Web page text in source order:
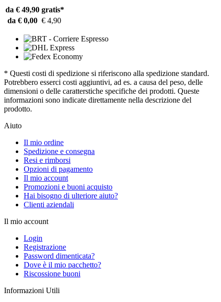
da € 49,90 gratis*
da € 0,00 € 4,90
* Questi costi di spedizione si riferiscono alla spedizione standard.
Potrebbero esserci costi aggiuntivi, ad es. a causa del peso, delle
dimensioni o delle caratterstiche specifiche dei prodotti. Queste
informazioni sono indicate direttamente nella descrizione del
prodotto.
Aiuto
Il mio ordine
Spedizione e consegna
Resi e rimborsi
Opzioni di pagamento
Il mio account
Promozioni e buoni acquisto
Hai bisogno di ulteriore aiuto?
Clienti aziendali
Il mio account
Login
Registrazione
Password dimenticata?
Dove è il mio pacchetto?
Riscossione buoni
Informazioni Utili